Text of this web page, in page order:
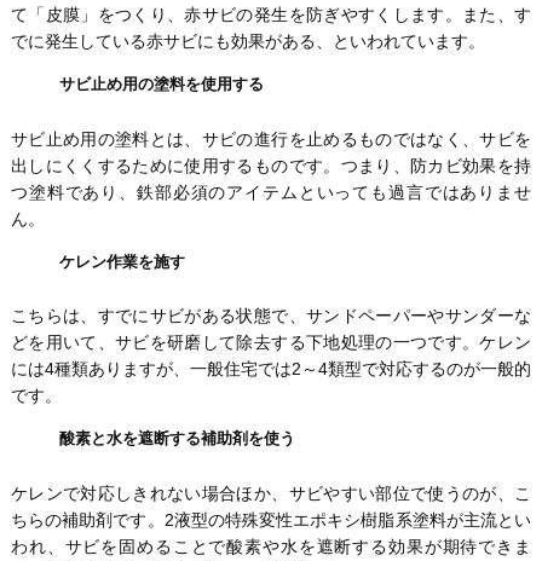
て「皮膜」をつくり、赤サビの発生を防ぎやすくします。また、す
でに発生している赤サビにも効果がある、といわれています。
サビ止め用の塗料を使用する
サビ止め用の塗料とは、サビの進行を止めるものではなく、サビを
出しにくくするために使用するものです。つまり、防カビ効果を持
つ塗料であり、鉄部必須のアイテムといっても過言ではありませ
ん。
ケレン作業を施す
こちらは、すでにサビがある状態で、サンドペーパーやサンダーな
どを用いて、サビを研磨して除去する下地処理の一つです。ケレン
には4種類ありますが、一般住宅では2～4類型で対応するのが一般的
です。
酸素と水を遮断する補助剤を使う
ケレンで対応しきれない場合ほか、サビやすい部位で使うのが、こ
ちらの補助剤です。2液型の特殊変性エポキシ樹脂系塗料が主流とい
われ、サビを固めることで酸素や水を遮断する効果が期待できま